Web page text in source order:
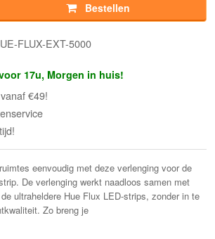
Bestellen
FLUX-EXT-5000
17u, Morgen in huis!
€49!
eenvoudig met deze verlenging voor de
De verlenging werkt naadloos samen met
ultraheldere Hue Flux LED-strips, zonder in te
Zo breng je